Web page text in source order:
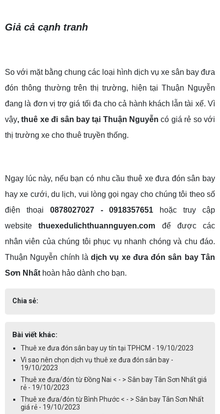
Giả cả cạnh tranh
So với mặt bằng chung các loại hình dịch vụ xe sân bay đưa
đón thông thường trên thị trường, hiện tại Thuận Nguyễn
đang là đơn vị trợ giá tối đa cho cả hành khách lẫn tài xế. Vì
vậy, thuê xe đi sân bay tại Thuận Nguyễn có giá rẻ so với
thị trường xe cho thuê truyền thống.
Ngay lúc này, nếu bạn có nhu cầu thuê xe đưa đón sân bay
hay xe cưới, du lịch, vui lòng gọi ngay cho chúng tôi theo số
điện thoại 0878027027 - 0918357651 hoặc truy cập
websitethuexedulichthuannguyen.com để được các
nhân viên của chúng tôi phục vụ nhanh chóng và chu đáo.
Thuận Nguyễn chính làdịch vụ xe đưa đón sân bay Tân
Sơn Nhất hoàn hảo dành cho bạn.
Chia sẻ:
Bài viết khác:
Thuê xe đưa đón sân bay uy tín tại TPHCM - 19/10/2023
Vì sao nên chọn dịch vụ thuê xe đưa đón sân bay -
19/10/2023
Thuê xe đưa/đón từ Đồng Nai < - > Sân bay Tân Sơn Nhất giá
rẻ - 19/10/2023
Thuê xe đưa/đón từ Bình Phước < - > Sân bay Tân Sơn Nhất
giá rẻ - 19/10/2023